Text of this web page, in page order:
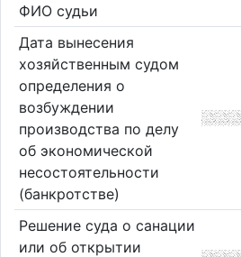
ФИО судьи
Дата вынесения
хозяйственным судом
определения о
возбуждении
производства по делу
об экономической
несостоятельности
(банкротстве)
Решение суда о санации
или об открытии